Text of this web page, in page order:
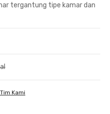
tergantung tipe kamar dan
Kami